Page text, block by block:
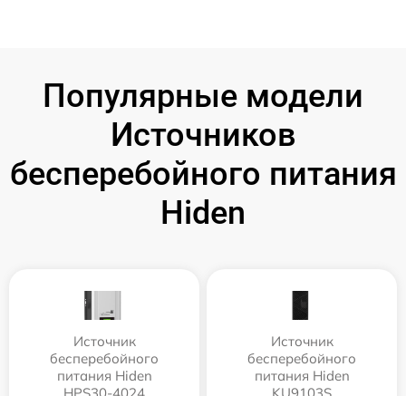
Популярные модели
Источников
бесперебойного питания
Hiden
Источник
бесперебойного
питания Hiden
Источник
бесперебойного
питания Hiden